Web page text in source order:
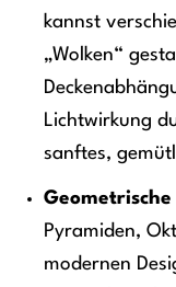
kannst
„Wolken“
Lichtwirkung
sanftes,
Geometrische
Pyramiden,
modernen